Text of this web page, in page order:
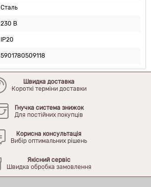
Сталь
230 В
IP20
5901780509118
Швидка доставка
Короткі терміни доставки
Гнучка система знижок
Для постійних покупців
Корисна консультація
Вибір оптимальних рішень
Якісний сервіс
Швидка обробка замовлення